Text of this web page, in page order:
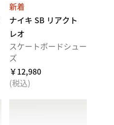
新着
ナイキ SB リアクト
レオ
スケートボードシュー
ズ
￥12,980
(税込)